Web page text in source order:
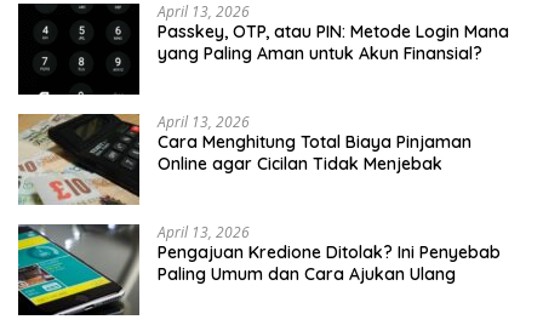
April 13, 2026
Passkey, OTP, atau PIN: Metode Login Mana
yang Paling Aman untuk Akun Finansial?
April 13, 2026
Cara Menghitung Total Biaya Pinjaman
Online agar Cicilan Tidak Menjebak
April 13, 2026
Pengajuan Kredione Ditolak? Ini Penyebab
Paling Umum dan Cara Ajukan Ulang